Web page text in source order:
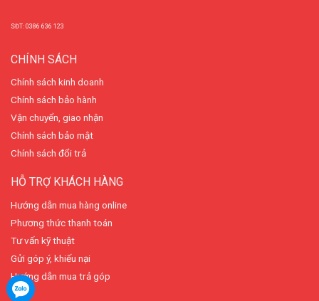
SĐT: 0386 636 123
CHÍNH SÁCH
Chính sách kinh doanh
Chính sách bảo hành
Vận chuyển, giao nhận
Chính sách bảo mật
Chính sách đổi trả
HỖ TRỢ KHÁCH HÀNG
Hướng dẫn mua hàng online
Phương thức thanh toán
Tư vấn kỹ thuật
Gửi góp ý, khiếu nại
Hướng dẫn mua trả góp